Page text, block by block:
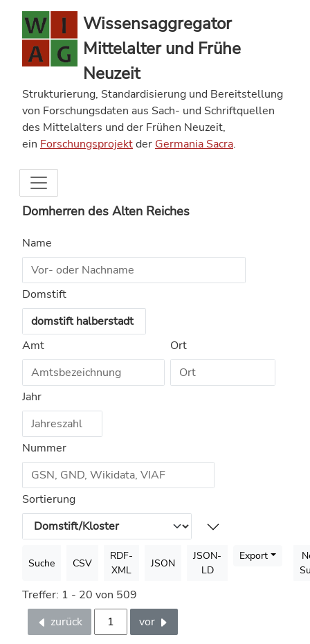
Wissensaggregator
Mittelalter und Frühe
Neuzeit
Strukturierung, Standardisierung und Bereitstellung
von Forschungsdaten aus Sach- und Schriftquellen
des Mittelalters und der Frühen Neuzeit,
ein Forschungsprojektder Germania Sacra.
Domherren des Alten Reiches
Name
Domstift
Amt Ort
Jahr
Nummer
Sortierung
Suche CSV
RDF-
XML
JSON
JSON-
LD
Export
Treffer: 1 - 20 von 509
zurück
vor